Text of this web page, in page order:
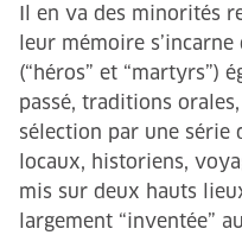
Il en va des minorités
leur mémoire
(“héros” et “martyrs”)
passé, traditions
sélection par une série
locaux, historiens,
mis sur deux hauts
largement “inventée”